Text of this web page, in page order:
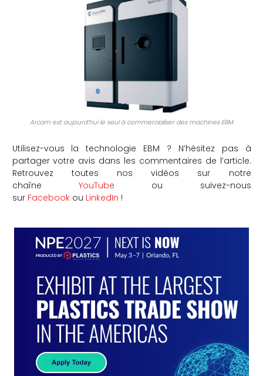
Arcam est aujourd’hui le seul à commercialiser des machines EBM
Utilisez-vous la technologie EBM ? N’hésitez pas à
partager votre avis dans les commentaires de l’article.
Retrouvez toutes nos vidéos sur notre
chaîne YouTube ou suivez-nous
sur Facebookou LinkedIn !